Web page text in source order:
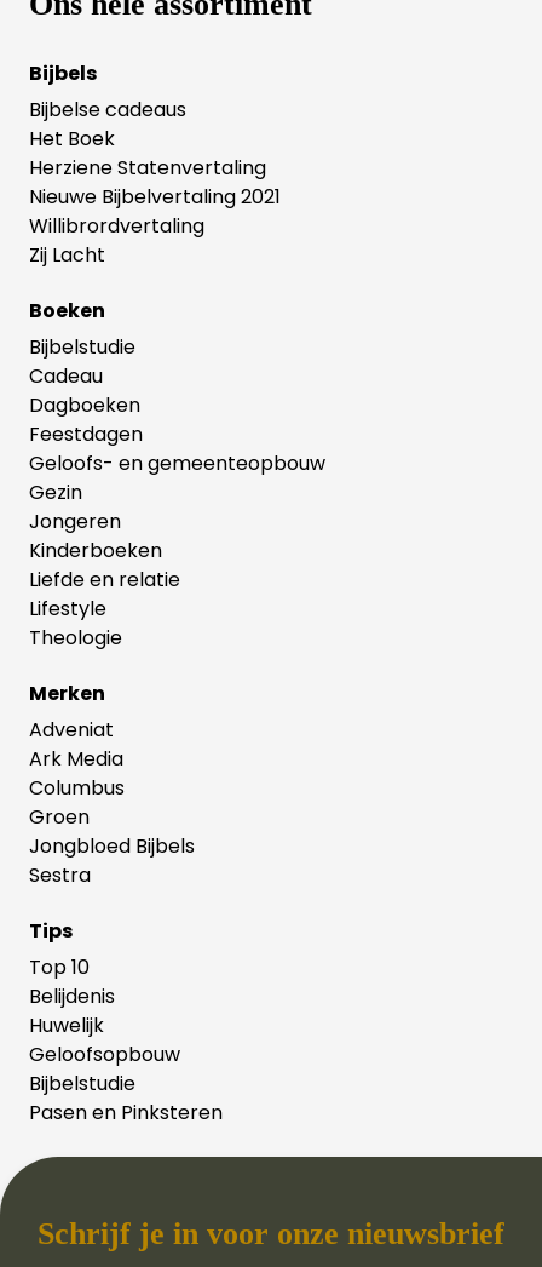
Bijbels
Bijbelse cadeaus
Het Boek
Herziene Statenvertaling
Nieuwe Bijbelvertaling 2021
Willibrordvertaling
Zij Lacht
Boeken
Bijbelstudie
Cadeau
Dagboeken
Feestdagen
Geloofs- en gemeenteopbouw
Gezin
Jongeren
Kinderboeken
Liefde en relatie
Lifestyle
Theologie
Merken
Adveniat
Ark Media
Columbus
Groen
Jongbloed Bijbels
Sestra
Tips
Top 10
Belijdenis
Huwelijk
Geloofsopbouw
Bijbelstudie
Pasen en Pinksteren
Schrijf je in voor onze nieuwsbrief